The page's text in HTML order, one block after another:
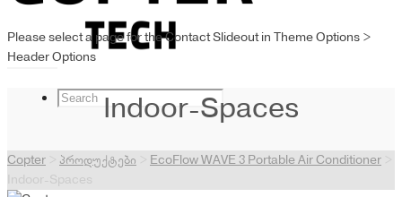
Please select a page for the Contact Slideout in Theme Options >
Header Options
Indoor-Spaces
Copter პროდუქტები EcoFlow WAVE 3 Portable Air Conditioner
Indoor-Spaces